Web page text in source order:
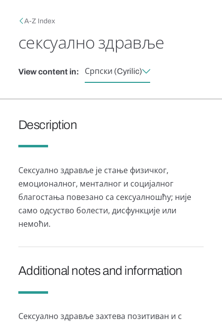
Breadcrumb
A-Z Index
сексуално здравље
View content in: Српски (Cyrilic)
Description
Сексуално здравље је стање физичког,
емоционалног, менталног и социјалног
благостања повезано са сексуалношћу; није
само одсуство болести, дисфункције или
немоћи.
Additional notes and information
Сексуално здравље захтева позитиван и с